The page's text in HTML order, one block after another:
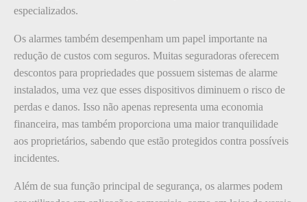
especializados.
Os alarmes também desempenham um papel importante na
redução de custos com seguros. Muitas seguradoras oferecem
descontos para propriedades que possuem sistemas de alarme
instalados, uma vez que esses dispositivos diminuem o risco de
perdas e danos. Isso não apenas representa uma economia
financeira, mas também proporciona uma maior tranquilidade
aos proprietários, sabendo que estão protegidos contra possíveis
incidentes.
Além de sua função principal de segurança, os alarmes podem